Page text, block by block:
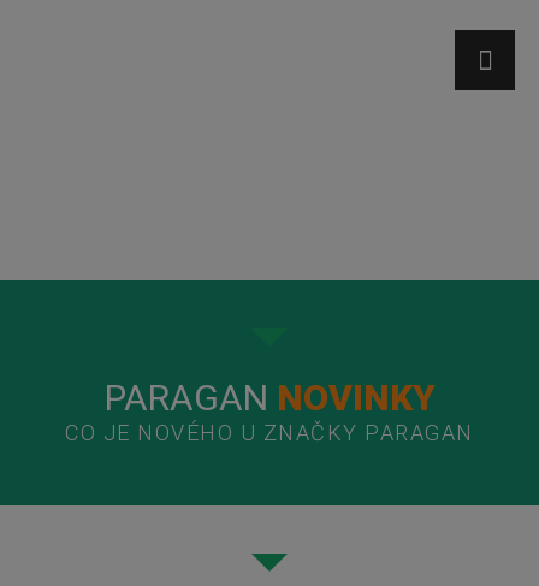
PARAGAN NOVINKY
CO JE NOVÉHO U ZNAČKY PARAGAN